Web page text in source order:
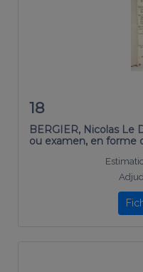
18
BERGIER, Nicolas
ou examen, en forme